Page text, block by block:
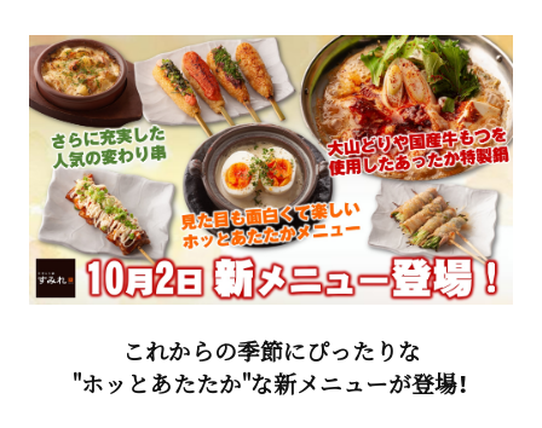
これからの季節にぴったりな
"ホッとあたたか"な新メニューが登場！